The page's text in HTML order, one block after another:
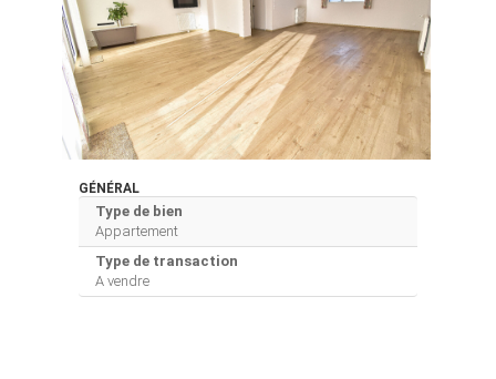
GÉNÉRAL
Type de bien
Appartement
Type de transaction
A vendre